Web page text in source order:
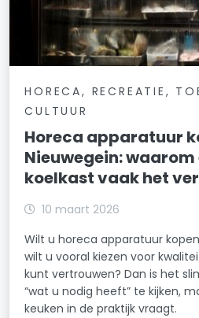
HORECA, RECREATIE,
CULTUUR
Horeca apparatuur
Nieuwegein: waarom
koelkast vaak het
10 maart 2026
Wilt u horeca apparatuur
wilt u vooral kiezen voor
kunt vertrouwen? Dan is het
“wat u nodig heeft” te kijken,
keuken in de praktijk vraagt.